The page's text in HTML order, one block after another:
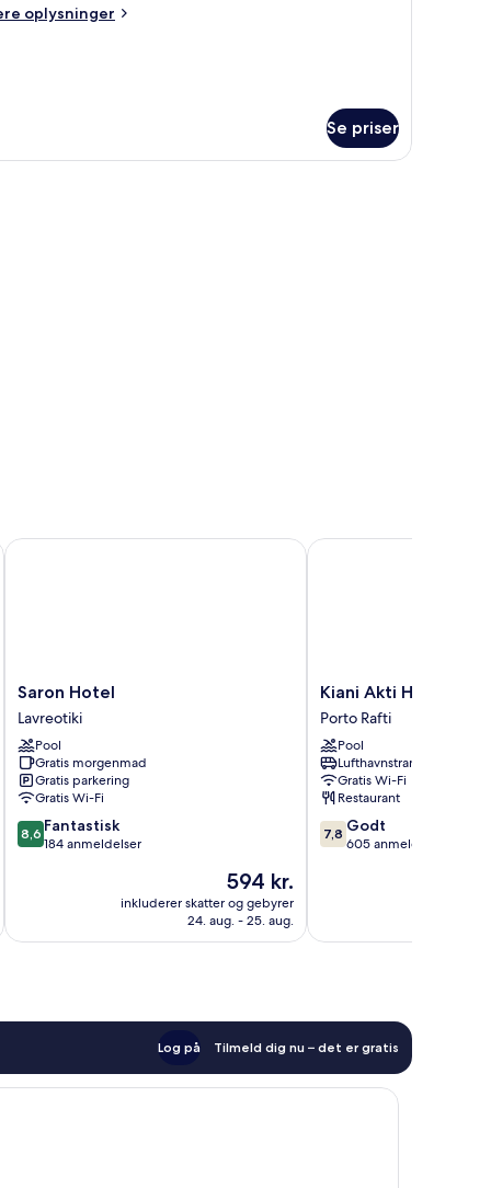
oplysninger
Se priser
og udsigt ud
Saron
Hotel
Lavreotiki
Saron Hotel
Lavreotiki
Pool
Gratis morgenmad
Gratis parkering
Gratis Wi-Fi
8.6
ud
anmeldelser
8,6 Fantastisk
184 anmeldelser
Prisen
er
594 kr.
594 kr.
inkluderer skatter og gebyrer
24. aug. - 25. aug.
Saron Hotel
Kiani
Akti
Hotel
Porto
Rafti
Kiani Akti Hotel
Porto Rafti
Pool
Lufthavnstransport
Gratis Wi-Fi
Restaurant
7.8
ud
anmeldelser
7,8 Godt
605 anmeldelser
Kiani Akti Hotel
Log på Tilmeld dig nu – det er gratis